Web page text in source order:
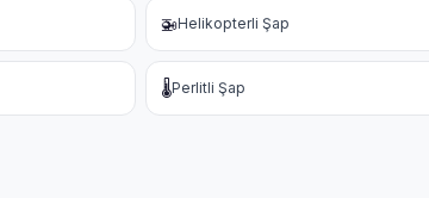
🚁Helikopterli Şap
🌡️Perlitli Şap